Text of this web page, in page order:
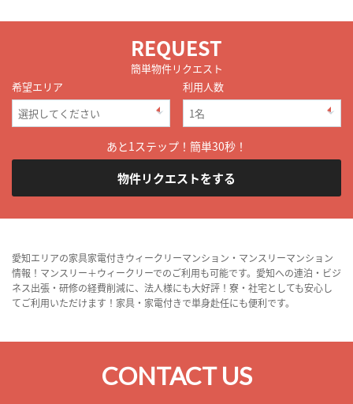
REQUEST
簡単物件リクエスト
希望エリア
利用人数
あと1ステップ！簡単30秒！
物件リクエストをする
愛知エリアの家具家電付きウィークリーマンション・マンスリーマンション
情報！マンスリー＋ウィークリーでのご利用も可能です。愛知への連泊・ビジ
ネス出張・研修の経費削減に、法人様にも大好評！寮・社宅としても安心し
てご利用いただけます！家具・家電付きで単身赴任にも便利です。
CONTACT US